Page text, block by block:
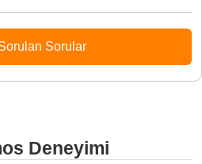
Sorular
Deneyimi